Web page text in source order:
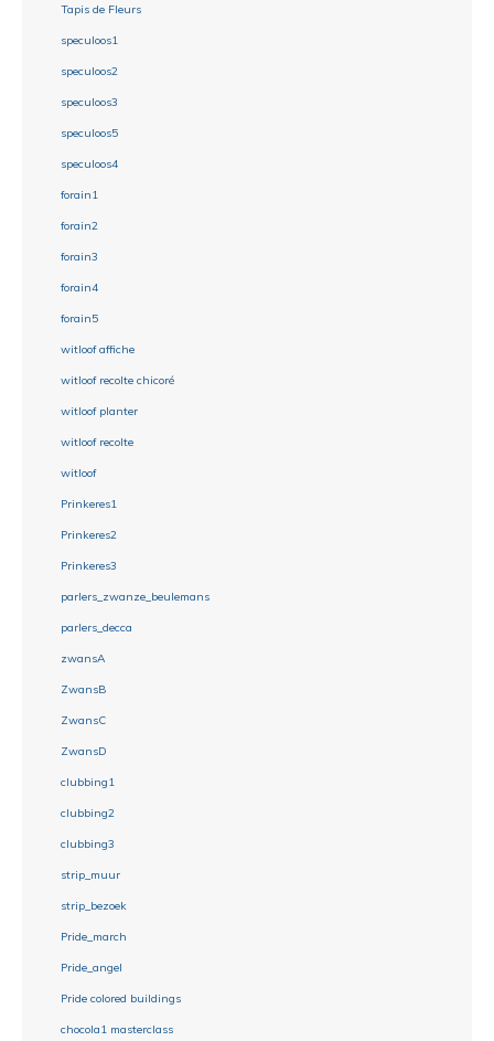
Tapis de Fleurs
speculoos1
speculoos2
speculoos3
speculoos5
speculoos4
forain1
forain2
forain3
forain4
forain5
witloof affiche
witloof recolte chicoré
witloof planter
witloof recolte
witloof
Prinkeres1
Prinkeres2
Prinkeres3
parlers_zwanze_beulemans
parlers_decca
zwansA
ZwansB
ZwansC
ZwansD
clubbing1
clubbing2
clubbing3
strip_muur
strip_bezoek
Pride_march
Pride_angel
Pride colored buildings
chocola1 masterclass